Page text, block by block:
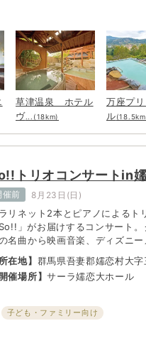
草津温泉 ホテル
ヴ...(18km)
万座プ
ル
トリオコンサートin
催前 8月23日(日)
リネット2本とピアノによるト
So!!」がお届けするコンサート。
名曲から映画音楽、ディズニー
で幅広いプログラムを用意。小さ
ら大人まで気軽に生演奏を楽しめ
かな嬬恋村・サーラ嬬恋大ホール
所在地】 群馬県吾妻郡嬬恋村大字
3
開催場所】サーラ嬬恋大ホール
子ども・ファミリー向け